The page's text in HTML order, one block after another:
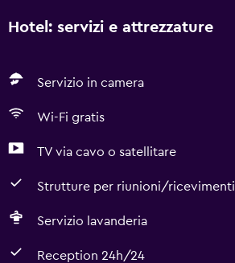
Hotel: servizi e attrezzature
Servizio in camera
Wi-Fi gratis
TV via cavo o satellitare
Strutture per riunioni/ricevimenti
Servizio lavanderia
Reception 24h/24